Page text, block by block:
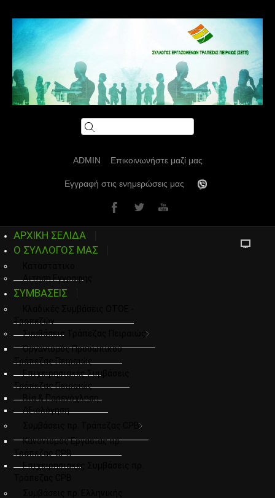
ADMIN Επικοινωνήστε μαζί μας
Εγγραφή στις ενημερώσεις μας
ΑΡΧΙΚΗ ΣΕΛΙΔΑ
Ο ΣΥΛΛΟΓΟΣ ΜΑΣ
Αιτηση Εγγραφης
ΣΥΜΒΑΣΕΙΣ
Τραπεζών
Συμβάσεις Τράπεζας Πειραιώς
Οργανισμός Προσωπικού
Τράπεζας Πειραιώς
Επιχειρησιακές Συμβάσεις
Τράπεζας Πειραιώς
Βία & Παρενόχληση
Αξιολόγηση
Συμβάσεις πρ. Τράπεζας CPB
Κανονισμός Εργασίας πρ.
Τράπεζας CPB
Επιχειρησιακές Συμβάσεις πρ.